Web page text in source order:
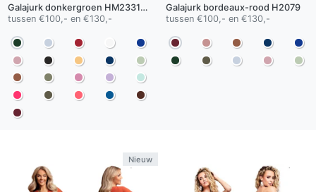
Galajurk donkergroen HM2331-80118
tussen €100,- en €130,-
Galajurk bordeaux-rood H2079
tussen €100,- en €130,-
Nieuw